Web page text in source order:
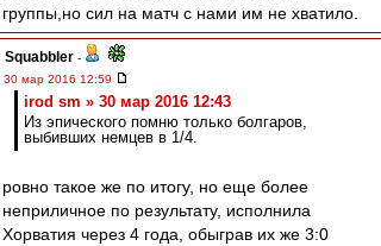
группы,но сил на матч с нами им не хватило.
Squabbler -
30 мар 2016 12:59
irod sm » 30 мар 2016 12:43
Из эпического помню только болгаров,
выбивших немцев в 1/4.
ровно такое же по итогу, но еще более
неприличное по результату, исполнила
Хорватия через 4 года, обыграв их же 3:0